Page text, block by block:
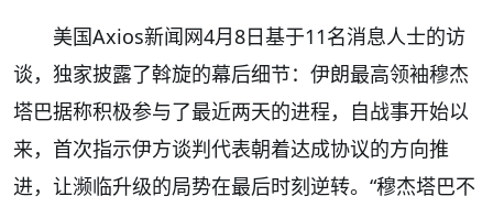
美国Axios新闻网4月8日基于11名消息人士的访
谈，独家披露了斡旋的幕后细节：伊朗最高领袖穆杰
塔巴据称积极参与了最近两天的进程，自战事开始以
来，首次指示伊方谈判代表朝着达成协议的方向推
进，让濒临升级的局势在最后时刻逆转。“穆杰塔巴不